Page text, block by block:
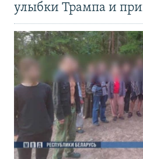
улыбки Трампа и